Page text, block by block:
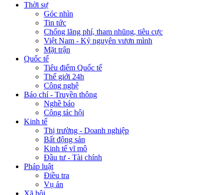
Thời sự
Góc nhìn
Tin tức
Chống lãng phí, tham nhũng, tiêu cực
Việt Nam - Kỷ nguyên vươn mình
Mặt trận
Quốc tế
Tiêu điểm Quốc tế
Thế giới 24h
Công nghệ
Báo chí - Truyền thông
Nghề báo
Công tác hội
Kinh tế
Thị trường - Doanh nghiệp
Bất động sản
Kinh tế vĩ mô
Đầu tư - Tài chính
Pháp luật
Điều tra
Vụ án